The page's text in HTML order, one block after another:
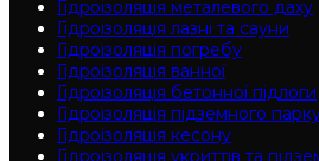
Гідроізоляція металевого даху
Гідроізоляція лазні та сауни
Гідроізоляція погребу
Гідроізоляція ванної
Гідроізоляція бетонної підлоги
Гідроізоляція підземного
Гідроізоляція кесону
Гідроізоляція укриттів та